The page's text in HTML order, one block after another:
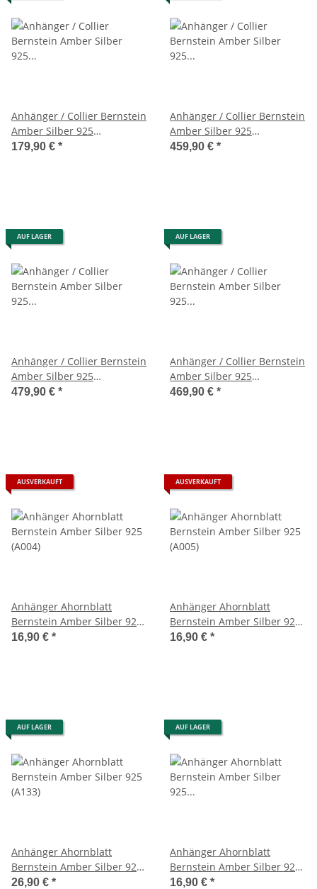
Anhänger / Collier Bernstein
Amber Silber 925
Unikat,Handarbeit (A2238)
179,90 € *
Anhänger / Collier Bernstein
Amber Silber 925
Unikat,Handarbeit 117 Gr
459,90 € *
AUF LAGER
Anhänger / Collier Bernstein
Amber Silber 925
Unikat,Handarbeit 128 gr
479,90 € *
AUF LAGER
Anhänger / Collier Bernstein
Amber Silber 925
Unikat,Handarbeit 131 gr
469,90 € *
AUSVERKAUFT
Anhänger Ahornblatt
Bernstein Amber Silber 925
(A004)
16,90 € *
AUSVERKAUFT
Anhänger Ahornblatt
Bernstein Amber Silber 925
(A005)
16,90 € *
AUF LAGER
Anhänger Ahornblatt
Bernstein Amber Silber 925
(A133)
26,90 € *
AUF LAGER
Anhänger Ahornblatt
Bernstein Amber Silber 925
16,90 € *